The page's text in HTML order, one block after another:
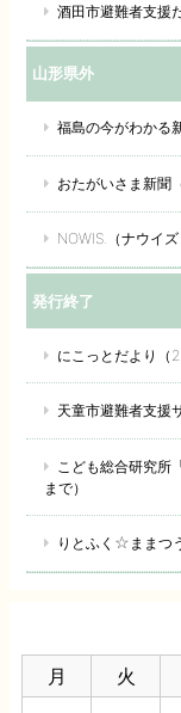
酒田市避難者支援
山形県外
福島の今がわかる
おたがいさま新聞
NOWIS.（ナウイ
発行終了
にこっとだより（
天童市避難者支援
こども総合研究所
まで）
りとふく☆ままつ
月
火